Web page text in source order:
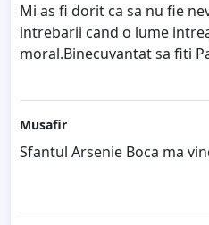
Mi as fi dorit ca sa nu fie
intrebarii cand o lume
moral.Binecuvantat sa fiti
Musafir
Sfantul Arsenie Boca ma